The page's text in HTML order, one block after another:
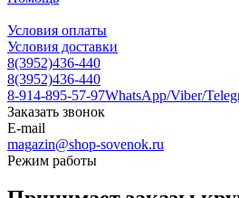
Условия оплаты
Условия доставки
8(3952)436-440
8(3952)436-440
8-914-895-57-97WhatsApp/Viber/
Заказать звонок
E-mail
magazin@shop-sovenok.ru
Режим работы